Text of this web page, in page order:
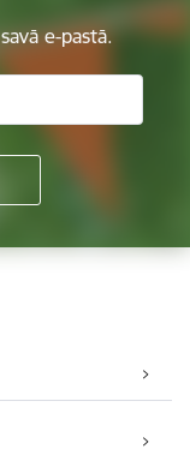
e-pastā.